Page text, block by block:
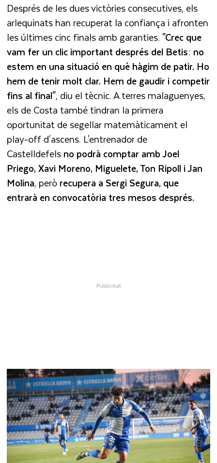
Després de les dues victòries consecutives, els
arlequinats han recuperat la confiança i afronten
les últimes cinc finals amb garanties. "Crec que
vam fer un clic important després del Betis: no
estem en una situació en què hàgim de patir. Ho
hem de tenir molt clar. Hem de gaudir i competir
fins al final", diu el tècnic. A terres malaguenyes,
els de Costa també tindran la primera
oportunitat de segellar matemàticament el
play-off d'ascens. L'entrenador de
Castelldefelsno podrà comptar amb Joel
Priego, Xavi Moreno, Miguelete, Ton Ripoll i Jan
Molina, peròrecupera a Sergi Segura, que
entrarà en convocatòria tres mesos després.